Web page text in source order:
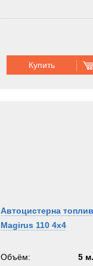
Купить
Автоцистерна
Magirus 110 4х4
Объём:
5